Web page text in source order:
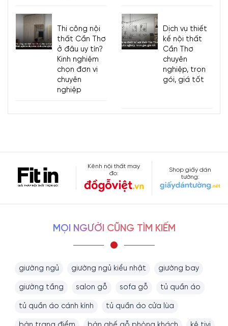
Thi công nội
thất Cần Thơ
ở đâu uy tín?
Kinh nghiệm
chọn đơn vị
chuyên
nghiệp
Dịch vụ thiết
kế nội thất
Cần Thơ
chuyên
nghiệp, trọn
gói, giá tốt
Kênh nội thất may
đo:
Shop giấy dán
tường:
MỌI NGƯỜI CŨNG TÌM KIẾM
giường ngủ giường ngủ kiểu nhật giường bay
giường tầng salon gỗ sofa gỗ tủ quần áo
tủ quần áo cánh kính tủ quần áo cửa lùa